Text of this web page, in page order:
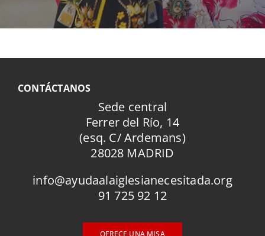
CONTÁCTANOS
Sede central
Ferrer del Río, 14
(esq. C/ Ardemans)
28028 MADRID
info@ayudaalaiglesianecesitada.org
91 725 92 12